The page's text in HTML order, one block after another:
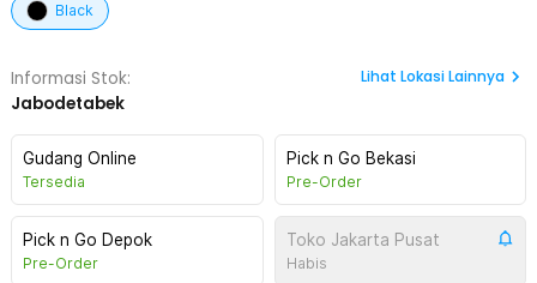
Black
Informasi Stok:
Jabodetabek
Lihat Lokasi Lainnya
Gudang Online
Tersedia
Pick n Go Bekasi
Pre-Order
Pick n Go Depok
Pre-Order
Toko Jakarta Pusat
Habis